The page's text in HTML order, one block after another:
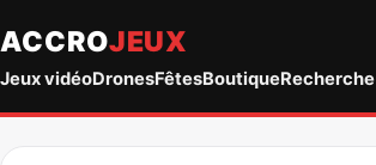
ACCROJEUX
Jeux vidéoDronesFêtesBoutiqueRecherche